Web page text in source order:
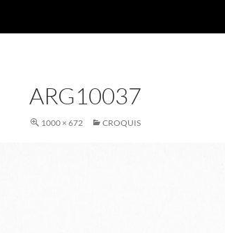
ARG10037
1000 × 672 CROQUIS